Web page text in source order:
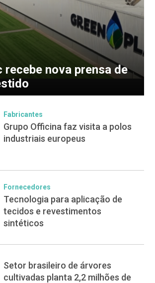
recebe nova prensa de
Fabricantes
Grupo Officina faz visita a polos
industriais europeus
Fornecedores
Tecnologia para aplicação de
tecidos e revestimentos
sintéticos
Setor brasileiro de árvores
cultivadas planta 2,2 milhões de